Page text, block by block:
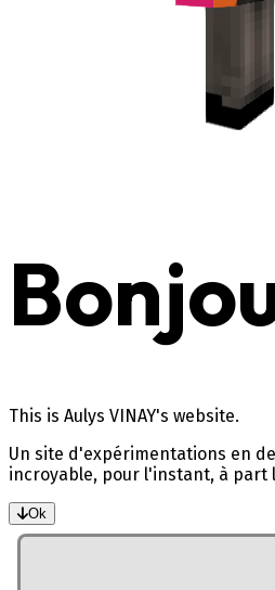
This is Aulys VINAY's website.
Un site d'expérimentations en
incroyable, pour l'instant, à part
Ok